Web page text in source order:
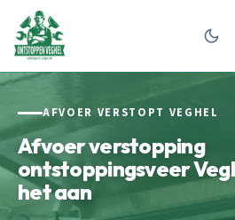
AFVOER VERSTOPT VEGHEL
Afvoer verstopping
ontstoppingsveer
het aan